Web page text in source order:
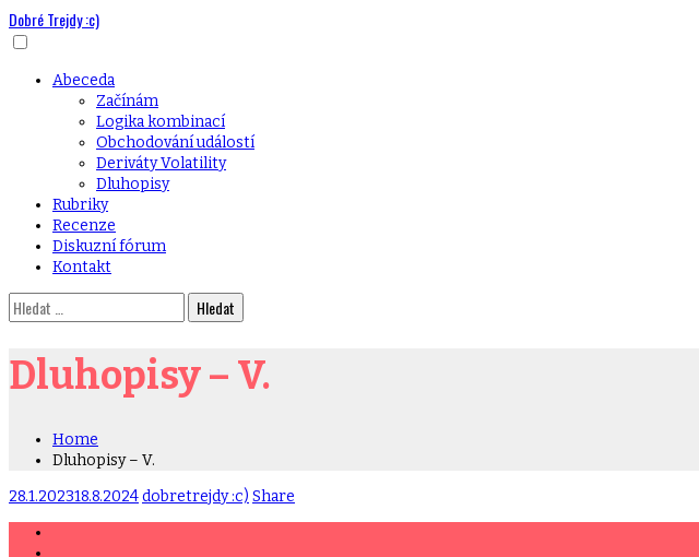
Skip
to
Dobré Trejdy :c)
Menu
Abeceda
Začínám
Logika kombinací
Obchodování událostí
Deriváty Volatility
Dluhopisy
Rubriky
Recenze
Diskuzní fórum
Kontakt
Vyhledávání
Dluhopisy – V.
Home
Dluhopisy – V.
28.1.202318.8.2024dobretrejdy :c) Share